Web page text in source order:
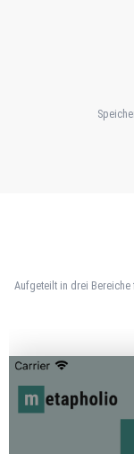
Aufgeteilt in drei Bereiche